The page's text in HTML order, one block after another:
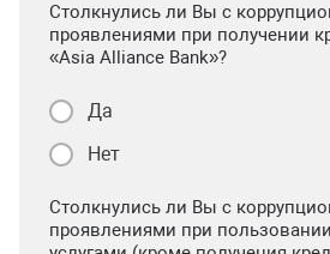
Столкнулись ли Вы с
проявлениями при получении
«Asia Alliance Bank»?
Да
Нет
Столкнулись ли Вы с
проявлениями при